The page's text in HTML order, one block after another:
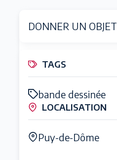
DONNER UN OBJET
TAGS
bande dessinée
LOCALISATION
Puy-de-Dôme